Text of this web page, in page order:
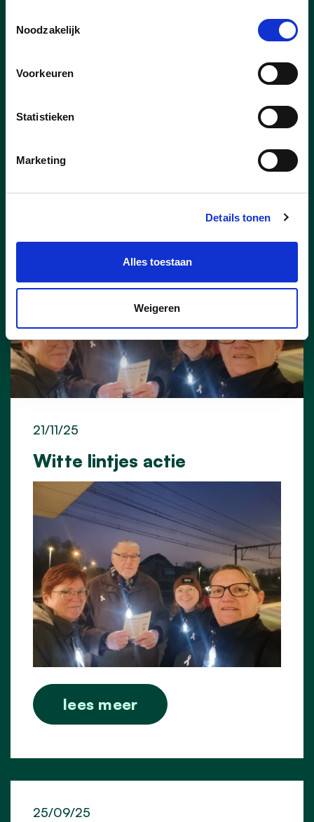
Noodzakelijk
Voorkeuren
Statistieken
Marketing
Details tonen
Alles toestaan
Weigeren
gemeentelijke wegen en fietspaden zo
Technische Dienst staan paraat om zowel
actie te komen.
lees meer
Witte lintjes actie
21/11/25
lees meer
25/09/25